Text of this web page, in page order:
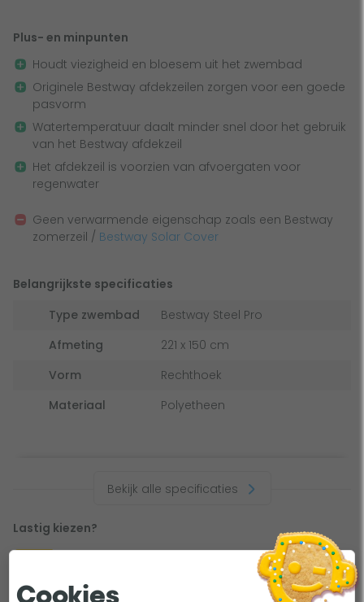
watertemperatuur minder snel daalt. Daarom is het advies
om het zwembad na gebruik gelijk af te dekken met het
Bestway afdekzeil.
Plus- en minpunten
Houdt viezigheid en bloesem uit het zwembad
Originele Bestway afdekzeilen zorgen voor een goede
pasvorm
Watertemperatuur daalt minder snel door het gebruik
van het Bestway afdekzeil
Het afdekzeil is voorzien van afvoergaten voor
regenwater
Geen verwarmende eigenschap zoals een Bestway
zomerzeil / Bestway Solar Cover
Belangrijkste specificaties
Type zwembad
Bestway Steel Pro
Afmeting
221 x 150 cm
Vorm
Rechthoek
Materiaal
Polyetheen
Bekijk alle specificaties
Lastig kiezen?
Afdekzeil & Solar Cover. De perfecte combi voor je